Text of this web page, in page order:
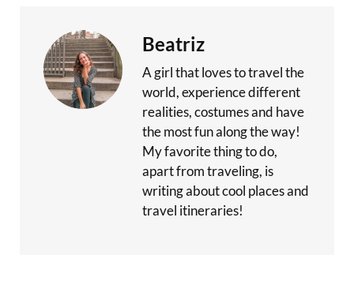
Beatriz
A girl that loves to travel the
world, experience different
realities, costumes and have
the most fun along the way!
My favorite thing to do,
apart from traveling, is
writing about cool places and
travel itineraries!